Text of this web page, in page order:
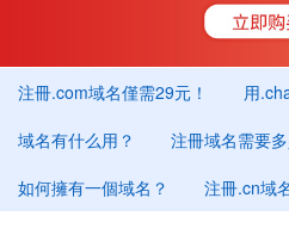
注冊.com域名僅需29元！
用
域名有什么用？
注冊域名需要多
如何擁有一個域名？
注冊.cn域名